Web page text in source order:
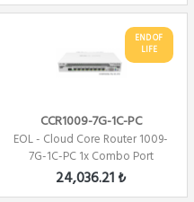
END OF
LIFE
CCR1009-7G-1C-PC
EOL - Cloud Core Router 1009-
7G-1C-PC 1x Combo Port
,7xGbit LAN ,...
24,036.21 ₺